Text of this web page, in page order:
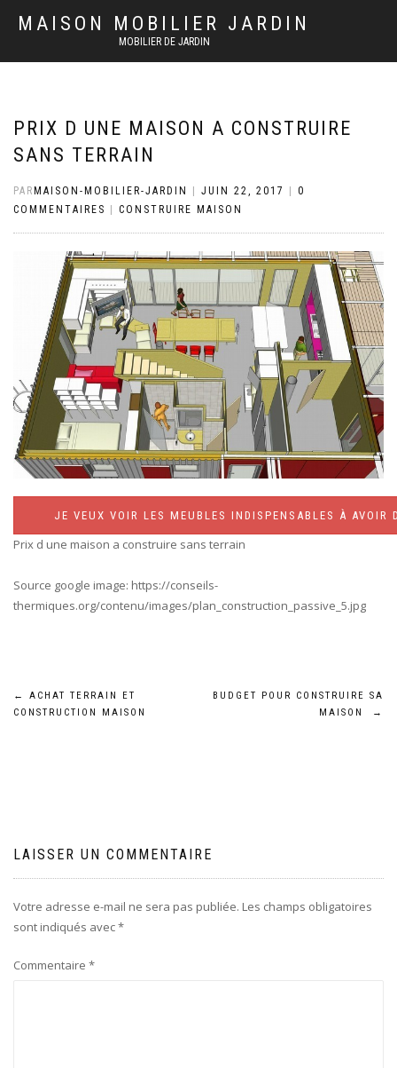
MAISON MOBILIER JARDIN
MOBILIER DE JARDIN
PRIX D UNE MAISON A CONSTRUIRE
SANS TERRAIN
PAR MAISON-MOBILIER-JARDIN JUIN 22, 2017
0
COMMENTAIRES
CONSTRUIRE MAISON
JE VEUX VOIR LES MEUBLES INDISPENSABLES À
Prix d une maison a construire sans terrain
Source google image: https://conseils-
thermiques.org/contenu/images/plan_construction_passive_5.jpg
Navigation
←
ACHAT TERRAIN ET
CONSTRUCTION MAISON
BUDGET POUR CONSTRUIRE SA
MAISON
→
LAISSER UN COMMENTAIRE
Votre adresse e-mail ne sera pas publiée. Les champs obligatoires
sont indiqués avec*
Commentaire *